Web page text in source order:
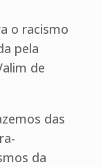
o racismo
pela
de
das
da